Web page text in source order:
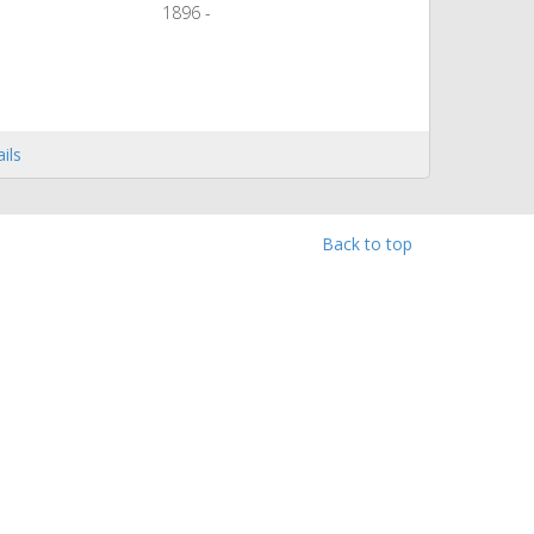
1896 -
Back to top